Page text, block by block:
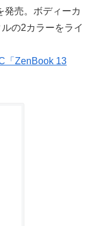
発売。ボディーカ
の2カラーをライ
「ZenBook 13